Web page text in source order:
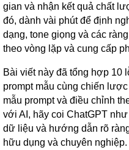
gian và nhận kết quả chất
đó, dành vài phút để định
dạng, tone giọng và các
theo vòng lặp và cung cấp
Bài viết này đã tổng hợp 10
prompt mẫu cùng chiến
mẫu prompt và điều chỉnh
với AI, hãy coi ChatGPT
dữ liệu và hướng dẫn rõ
hữu dụng và chuyên